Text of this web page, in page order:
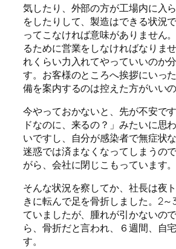
気したり、外部の方が工場内に入
をしたりして、製造はできる状況
ってこなければ意味がありません
るために営業をしなければなりま
れくらい力入れてやっていいのか
す。お客様のところへ挨拶にいっ
備を案内するのは控えた方がいい
今やっておかないと、先が不安で
ドなのに、来るの？」みたいに思
いですし、自分が感染者で無症状
迷惑では済まなくなってしまうの
がら、会社に閉じこもっています。
そんな状況を察してか、社長は夜
きに転んで足を骨折しました。2
ていましたが、腫れが引かないの
ら、骨折だと言われ、６週間、自
す。